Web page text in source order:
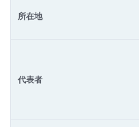
所在地
代表者